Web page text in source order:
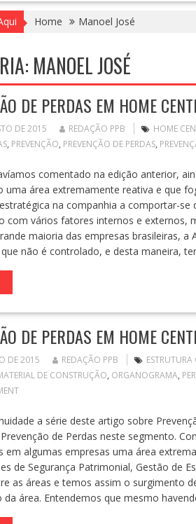
Home Manoel José
MANOEL JOSÉ
DE PERDAS EM HOME
DE 2015 REDAÇÃO PPB HOME
, PREVENÇÃO, PREVENÇÃO DE PERDAS,
comentado na edição anterior,
uma área extremamente reativa e que
na companhia a comportar-
com vários fatores internos e externos,
maioria das empresas brasileiras,
não é controlado, e desta maneira,
DE PERDAS EM HOME
DE 2015 REDAÇÃO PPB
DE CONSTRUÇÃO, ORGANOGRAMA,
a série deste artigo sobre
de Perdas neste segmento.
em algumas empresas uma área
de Segurança Patrimonial, Gestão de
as áreas e temos assim o surgimento
da área. Entendemos que mesmo